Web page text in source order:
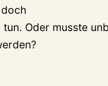
tun. Oder musste